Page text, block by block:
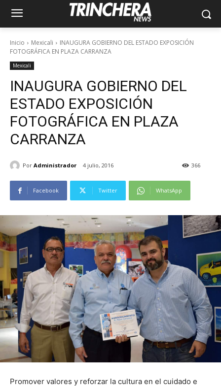
Inicio Mexicali
INAUGURA GOBIERNO DEL ESTADO EXPOSICIÓN
FOTOGRÁFICA EN PLAZA CARRANZA
Mexicali
INAUGURA GOBIERNO DEL
ESTADO EXPOSICIÓN
FOTOGRÁFICA EN PLAZA
CARRANZA
Por Administrador 4 julio, 2016 366
Facebook Twitter WhatsApp
Promover valores y reforzar la cultura en el cuidado e